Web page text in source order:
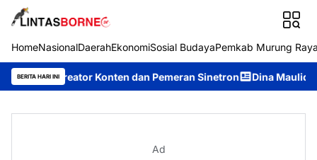
HomeNasionalDaerahEkonomiSosial BudayaPemkab Murung
BERITA HARI INIKonten dan Pemeran Sinetron Dina Maulidah Terpilih
Ad